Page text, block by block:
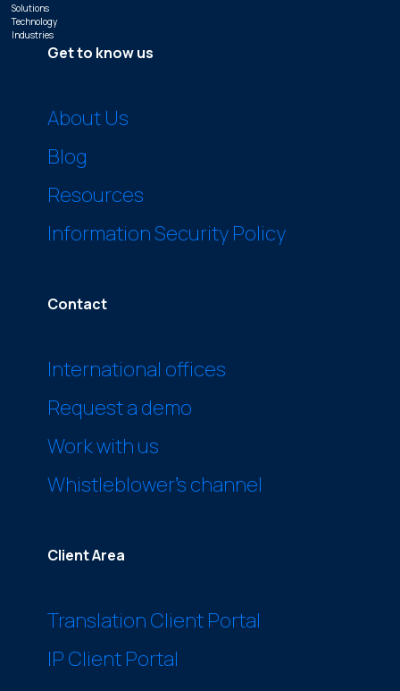
Solutions
Technology
Industries
Get to know us
About Us
Blog
Resources
Information Security Policy
Contact
International offices
Request a demo
Work with us
Whistleblower’s channel
Client Area
Translation Client Portal
IP Client Portal